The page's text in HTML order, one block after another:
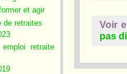
et agir
de retraites
retraite
Voir
pas